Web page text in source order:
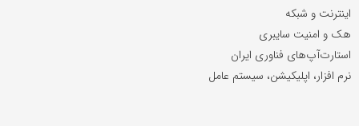
اینترنت و شبکه
هک و امنیت سایبری
استارت‌آپ‌های فناوری ایران
نرم افزار، اپلیکیشن، سیستم عامل